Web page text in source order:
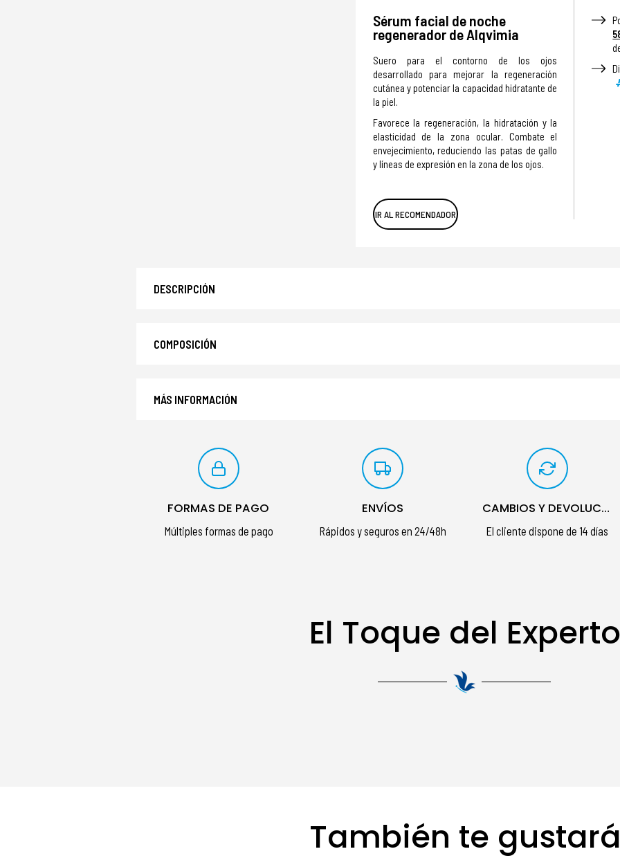
Sérum facial de noche
regenerador de Alqvimia
Suero para el contorno de los ojos
desarrollado para mejorar la regeneración
cutánea y potenciar la capacidad hidratante de
la piel.
Favorece la regeneración, la hidratación y la
elasticidad de la zona ocular. Combate el
envejecimiento, reduciendo las patas de gallo
y líneas de expresión en la zona de los ojos.
IR AL RECOMENDADOR
DESCRIPCIÓN
COMPOSICIÓN
MÁS INFORMACIÓN
FORMAS DE PAGO
Múltiples formas de pago
ENVÍOS
Rápidos y seguros en 24/48h
CAMBIOS Y DEVOLUCIONES
El cliente dispone de 14 días
El Toque del Experto
También te